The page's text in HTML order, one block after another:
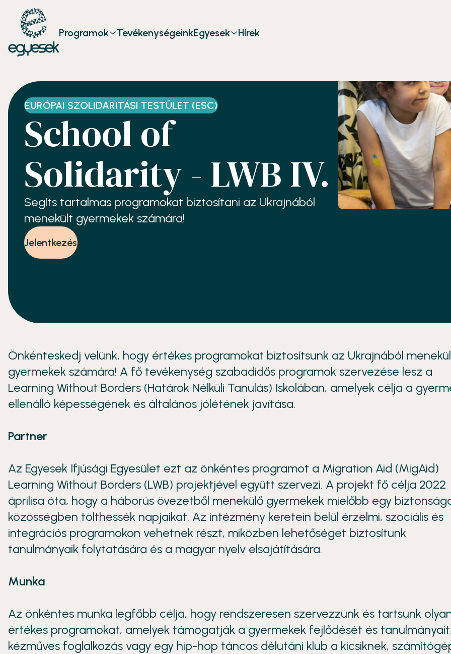
Programok TevékenységeinkEgyesek Hírek
EURÓPAI SZOLIDARITÁSI TESTÜLET (ESC)
School of
Solidarity - LWB IV.
Segíts tartalmas programokat biztosítani az Ukrajnából
menekült gyermekek számára!
Jelentkezés
Önkénteskedj velünk, hogy értékes programokat biztosítsunk az Ukrajnából
gyermekek számára! A fő tevékenység szabadidős programok szervezése lesz a
Learning Without Borders (Határok Nélküli Tanulás) Iskolában, amelyek célja a
ellenálló képességének és általános jólétének javítása.
Partner
Az Egyesek Ifjúsági Egyesület ezt az önkéntes programot a Migration Aid (MigAid)
Learning Without Borders (LWB) projektjével együtt szervezi. A projekt fő célja 2022
áprilisa óta, hogy a háborús övezetből menekülő gyermekek mielőbb egy
közösségben tölthessék napjaikat. Az intézmény keretein belül érzelmi, szociális és
integrációs programokon vehetnek részt, miközben lehetőséget biztosítunk
tanulmányaik folytatására és a magyar nyelv elsajátítására.
Munka
Az önkéntes munka legfőbb célja, hogy rendszeresen szervezzünk és tartsunk
értékes programokat, amelyek támogatják a gyermekek fejlődését és
kézműves foglalkozás vagy egy hip-hop táncos délutáni klub a kicsiknek,